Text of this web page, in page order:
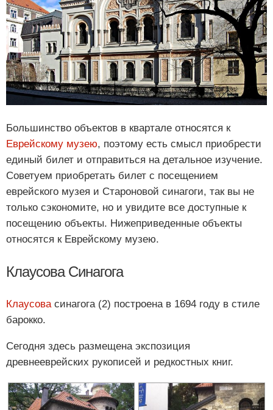
Большинство объектов в квартале относятся к
Еврейскому музею, поэтому есть смысл приобрести
единый билет и отправиться на детальное изучение.
Советуем приобретать билет с посещением
еврейского музея и Староновой синагоги, так вы не
только сэкономите, но и увидите все доступные к
посещению объекты. Нижеприведенные объекты
относятся к Еврейскому музею.
Клаусова Синагога
Клаусовасинагога (2) построена в 1694 году в стиле
барокко.
Сегодня здесь размещена экспозиция
древнееврейских рукописей и редкостных книг.